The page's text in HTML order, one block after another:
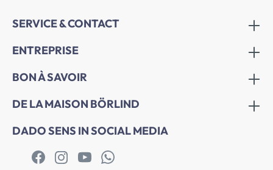
SERVICE & CONTACT
ENTREPRISE
BON À SAVOIR
DE LA MAISON BÖRLIND
DADO SENS IN SOCIAL MEDIA